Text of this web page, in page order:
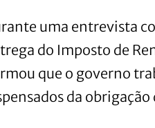
uma entrevista
do Imposto de
que o governo
da obrigação